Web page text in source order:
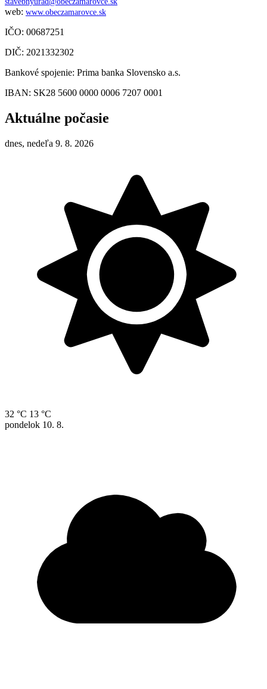
web: www.obeczamarovce.sk
IČO: 00687251
DIČ: 2021332302
Bankové spojenie: Prima banka Slovensko a.s.
IBAN: SK28 5600 0000 0006 7207 0001
Aktuálne počasie
dnes, nedeľa 9. 8. 2026
32 °C 13 °C
pondelok 10. 8.